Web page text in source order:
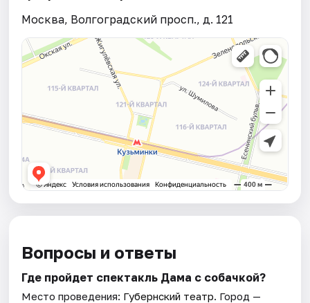
Москва, Волгоградский просп., д. 121
Вопросы и ответы
Где пройдет спектакль Дама с собачкой?
Место проведения: Губернский театр. Город —